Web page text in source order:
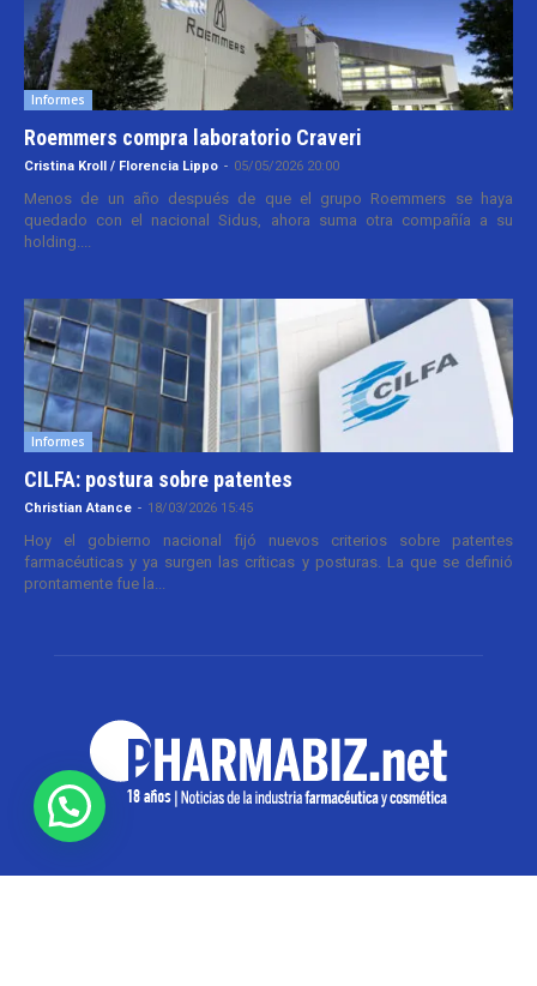
Informes
Roemmers compra laboratorio Craveri
Cristina Kroll / Florencia Lippo - 05/05/2026 20:00
Menos de un año después de que el grupo Roemmers se haya
quedado con el nacional Sidus, ahora suma otra compañía a su
holding....
Informes
CILFA: postura sobre patentes
Christian Atance - 18/03/2026 15:45
Hoy el gobierno nacional fijó nuevos criterios sobre patentes
farmacéuticas y ya surgen las críticas y posturas. La que se definió
prontamente fue la...